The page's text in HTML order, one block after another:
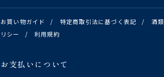
お買い物ガイド / 特定商取引法に基づく表記 / 酒
リシー
/ 利用規約
お支払いについて